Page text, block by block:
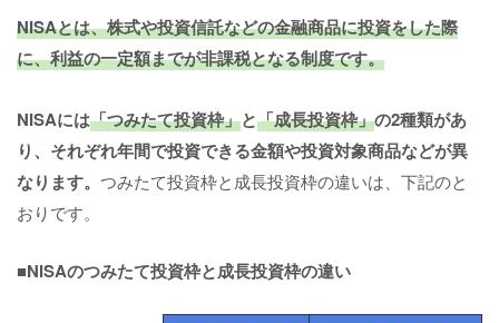
NISAとは、株式や投資信託などの金融商品に投資をした際
に、利益の一定額までが非課税となる制度です。
NISAには「つみたて投資枠」と「成長投資枠」の2種類があ
り、それぞれ年間で投資できる金額や投資対象商品などが異
なります。 つみたて投資枠と成長投資枠の違いは、下記のと
おりです。
■NISAのつみたて投資枠と成長投資枠の違い